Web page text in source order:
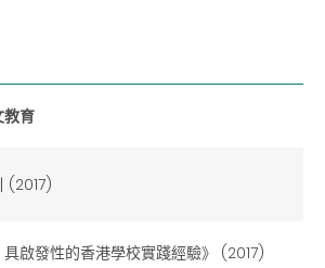
教育
(2017)
具啟發性的香港學校實踐經驗》 (2017)